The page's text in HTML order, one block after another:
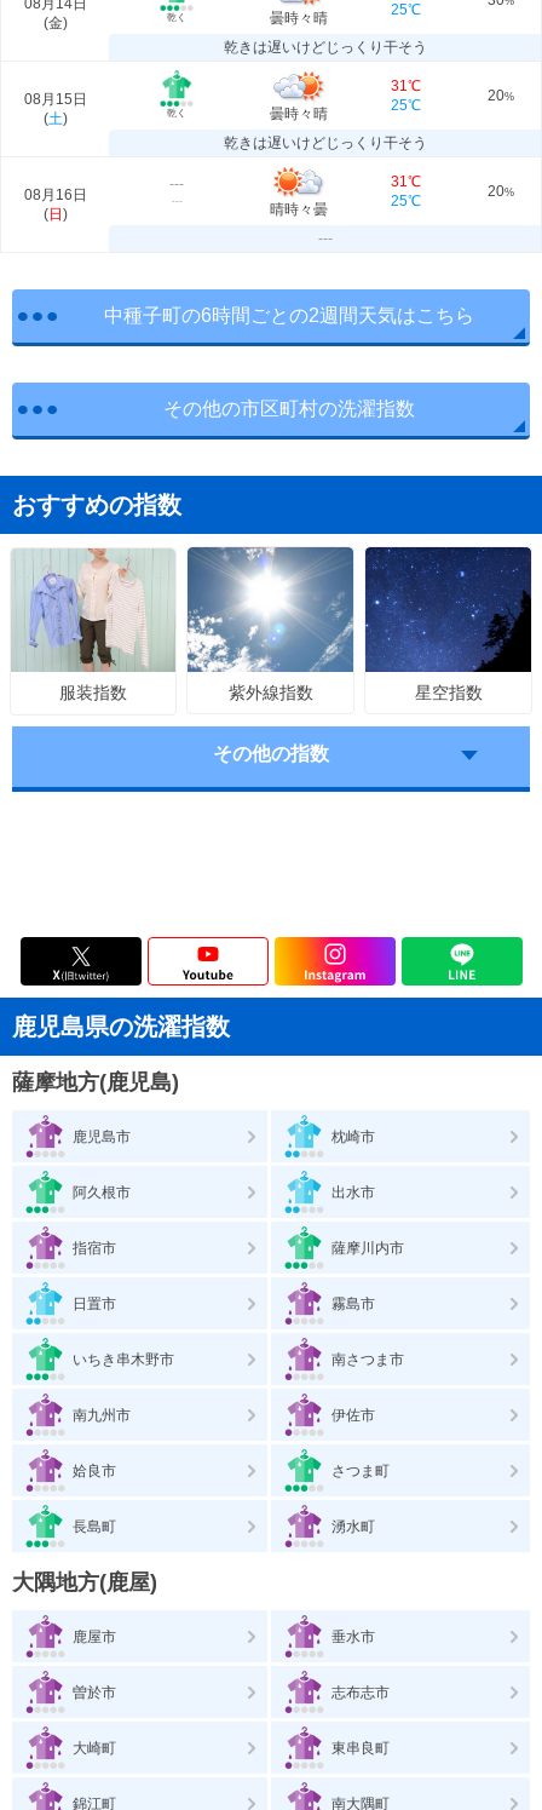
08月14日
(金) 乾く 曇時々晴
25℃
乾きは遅いけどじっくり干そう
08月15日
(土) 乾く 曇時々晴
31℃
25℃
20%
乾きは遅いけどじっくり干そう
08月16日
(日 )
---
---
晴時々曇
31℃
25℃
20%
---
中種子町の6時間ごとの2週間天気はこちら
その他の市区町村の洗濯指数
おすすめの指数
服装指数 紫外線指数 星空指数
その他の指数
鹿児島県の洗濯指数
薩摩地方(鹿児島)
鹿児島市 枕崎市
阿久根市 出水市
指宿市 薩摩川内市
日置市 霧島市
いちき串木野市 南さつま市
南九州市 伊佐市
姶良市 さつま町
長島町 湧水町
大隅地方(鹿屋)
鹿屋市 垂水市
曽於市 志布志市
大崎町 東串良町
錦江町 南大隅町